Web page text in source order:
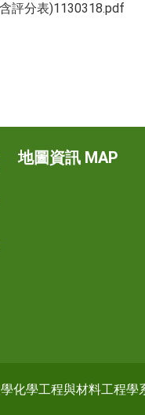
評分表)1130318.pdf
地圖資訊 MAP
化學工程與材料工程